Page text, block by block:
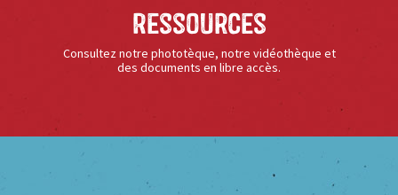
Ressources
Consultez notre phototèque, notre vidéothèque et
des documents en libre accès.